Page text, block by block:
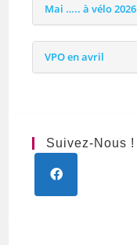
Mai ….. à vélo 2026
VPO en avril
Suivez-Nous !